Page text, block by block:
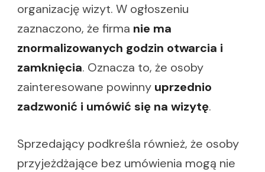
organizację wizyt. W ogłoszeniu
zaznaczono, że firma nie ma
znormalizowanych godzin otwarcia i
zamknięcia. Oznacza to, że osoby
zainteresowane powinny uprzednio
zadzwonić i umówić się na wizytę.
Sprzedający podkreśla również, że osoby
przyjeżdżające bez umówienia mogą nie